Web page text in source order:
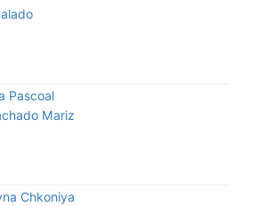
Pascoal
Mariz
Chkoniya